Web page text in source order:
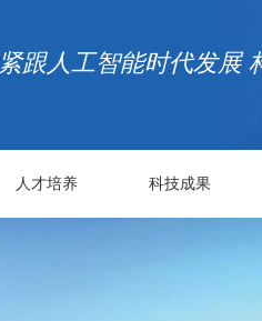
紧跟人工智能时代发展
人才培养 科技成果